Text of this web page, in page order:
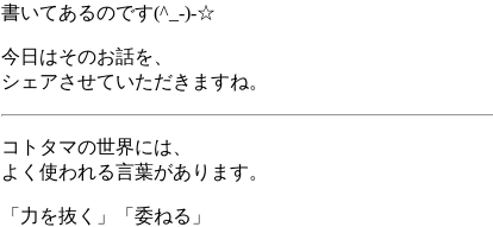
書いてあるのです(^_-)-☆
今日はそのお話を、
シェアさせていただきますね。
コトタマの世界には、
よく使われる言葉があります。
「力を抜く」「委ねる」